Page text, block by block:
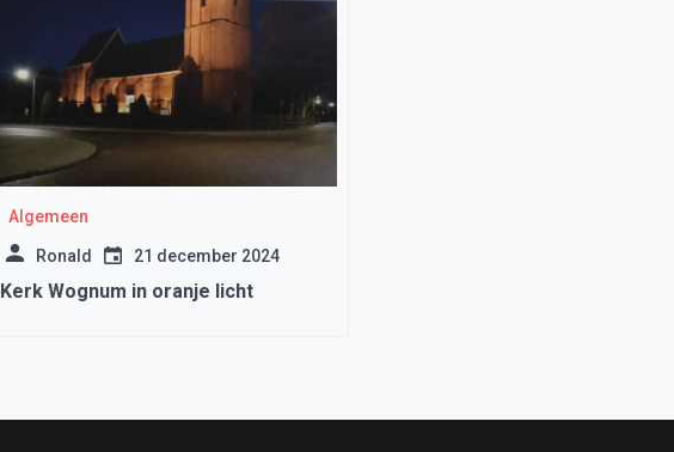
Algemeen
Ronald 21 december 2024
Kerk Wognum in oranje licht